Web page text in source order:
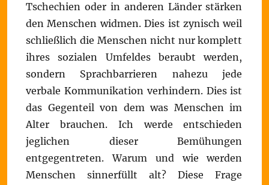
Tschechien oder in anderen Länder stärken
den Menschen widmen. Dies ist zynisch weil
schließlich die Menschen nicht nur komplett
ihres sozialen Umfeldes beraubt werden,
sondern Sprachbarrieren nahezu jede
verbale Kommunikation verhindern. Dies ist
das Gegenteil von dem was Menschen im
Alter brauchen. Ich werde entschieden
jeglichen dieser Bemühungen
entgegentreten. Warum und wie werden
Menschen sinnerfüllt alt? Diese Frage